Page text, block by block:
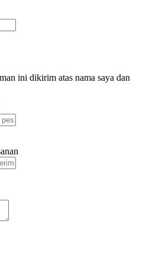
ini dikirim atas nama saya dan